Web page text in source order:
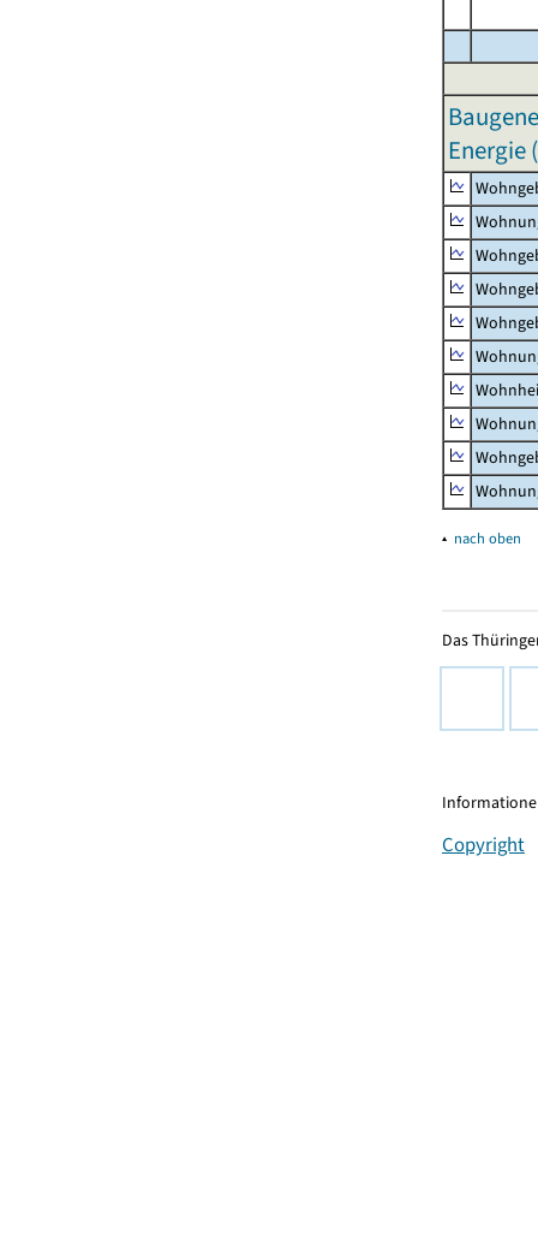
Energie
▴ nach oben
Das
Copyright